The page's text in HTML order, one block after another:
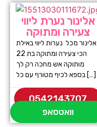
אלינור נערת ליווי
צעירה ומתוקה
אלינור מכל נערות ליווי באילת
הכי צעירה ומתוקה בת 22
מותוקה אש מחכה רק לך
בספא לכיף מטורף עם כל […]
0542143707
וואטסאפ